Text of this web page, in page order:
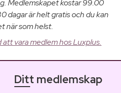
Medlemskapet kostar 99.00
dagar är helt gratis och du kan
när som helst.
att vara medlem hos Luxplus.
Ditt medlemskap